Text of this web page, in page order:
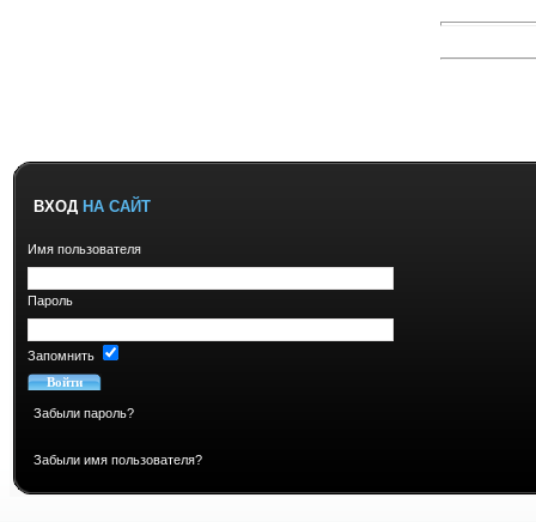
ВХОД НА САЙТ
Имя пользователя
Пароль
Запомнить
Забыли пароль?
Забыли имя пользователя?